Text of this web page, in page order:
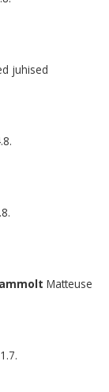
juhised
Matteuse